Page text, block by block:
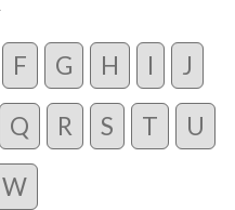
F G H I J
Q R S T U
W